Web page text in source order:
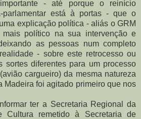
- até porque o reinício
parlamentar está à portas - que o
explicação política - aliás o GRM
político na sua intervenção e
as pessoas num completo
- sobre este retrocesso ou
sortes diferentes para um processo
cargueiro) da mesma natureza
Madeira foi agitado primeiro que nos
ter a Secretaria Regional da
Cultura remetido à Secretaria de